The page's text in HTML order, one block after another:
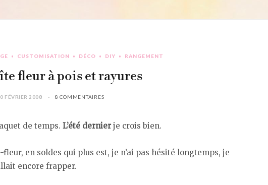
CUSTOMISATION DÉCO DIY RANGEMENT
fleur à pois et rayures
FÉVRIER 2008 8 COMMENTAIRES
de temps. L’été dernier je crois bien.
en soldes qui plus est, je n’ai pas hésité longtemps, je
encore frapper.